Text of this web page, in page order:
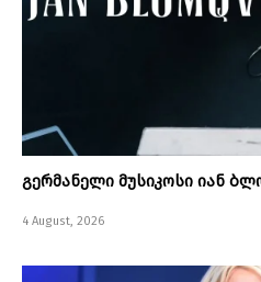
გერმანელი მუსიკოსი იან
4 August, 2026